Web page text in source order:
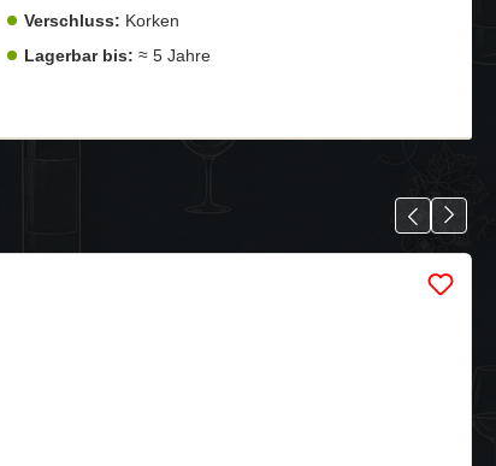
Verschluss: Korken
Lagerbar bis: ≈ 5 Jahre